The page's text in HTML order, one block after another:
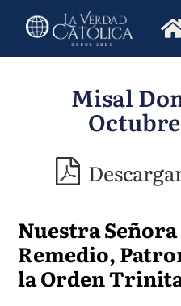
Misal
Nuestra
Remedio,
la Orden